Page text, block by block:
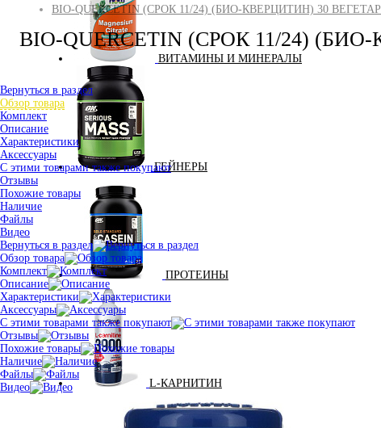
ВИТАМИНЫ И МИНЕРАЛЫ
ГЕЙНЕРЫ
ПРОТЕИНЫ
L-КАРНИТИН
BIO-QUERCETIN (СРОК 11/24) (БИО-КВЕРЦИТИН) 30
BIO-QUERCETIN (СРОК 11/24)
Вернуться в раздел
Обзор товара
Комплект
Описание
Характеристики
Аксессуары
С этими товарами также покупают
Отзывы
Похожие товары
Наличие
Файлы
Видео
Вернуться в раздел
Обзор товара
Комплект
Описание
Характеристики
Аксессуары
С этими товарами также покупают
Отзывы
Похожие товары
Наличие
Файлы
Видео